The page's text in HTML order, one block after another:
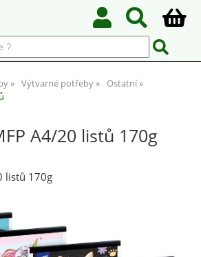
Výtvarné potřeby
Ostatní
A4/20 listů 170g
listů 170g